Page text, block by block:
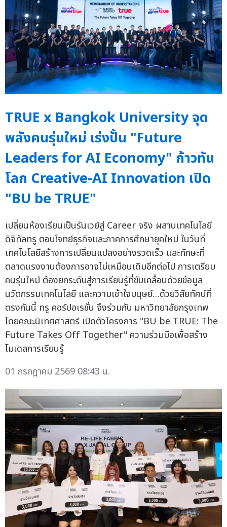
TRUE x Bangkok University จุด
พลังคนรุ่นใหม่ เร่งปั้น "Future
Leaders for AI Economy" ก้าวทัน
โลก Creative-AI Innovation เปิด
"BU be TRUE"
เปลี่ยนห้องเรียนเป็นรันเวย์สู่ Career จริง ผสานเทคโนโลยี
ดิจิทัลทรู ตอบโจทย์ธุรกิจและภาคการศึกษายุคใหม่ ในวันที่
เทคโนโลยีสร้างการเปลี่ยนแปลงอย่างรวดเร็ว และทักษะที่
ตลาดแรงงานต้องการอาจไม่เหมือนเดิมอีกต่อไป การเตรียม
คนรุ่นใหม่ ต้องยกระดับสู่การเรียนรู้ที่ขับเคลื่อนด้วยข้อมูล
นวัตกรรมเทคโนโลยี และความเข้าใจมนุษย์…ด้วยวิสัยทัศน์ที่
ตรงกันนี้ ทรู คอร์ปอเรชั่น จึงร่วมกับ มหาวิทยาลัยกรุงเทพ
โดยคณะนิเทศศาสตร์ เปิดตัวโครงการ "BU be TRUE: The
Future Takes Off Together" ความร่วมมือเพื่อสร้าง
โมเดลการเรียนรู้
01 กรกฎาคม 2569 08:43 น.